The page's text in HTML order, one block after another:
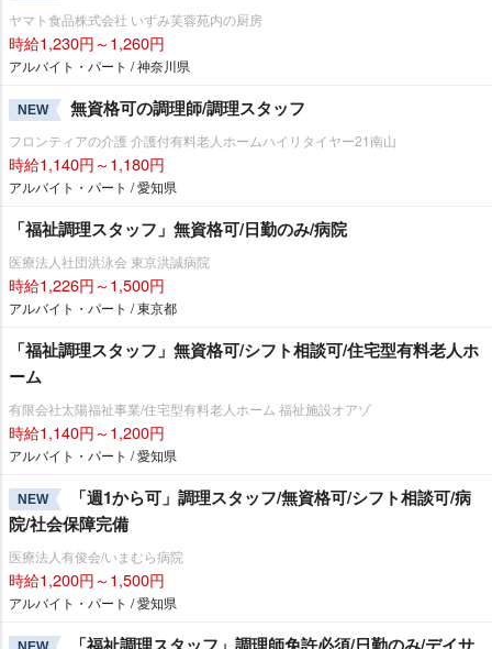
ヤマト食品株式会社 いずみ芙蓉苑内の厨房
時給1,230円～1,260円
アルバイト・パート / 神奈川県
NEW 無資格可の調理師/調理スタッフ
フロンティアの介護 介護付有料老人ホームハイリタイヤー21南山
時給1,140円～1,180円
アルバイト・パート / 愛知県
「福祉調理スタッフ」無資格可/日勤のみ/病院
医療法人社団洪泳会 東京洪誠病院
時給1,226円～1,500円
アルバイト・パート / 東京都
「福祉調理スタッフ」無資格可/シフト相談可/住宅型有料老人ホ
ーム
有限会社太陽福祉事業/住宅型有料老人ホーム 福祉施設オアゾ
時給1,140円～1,200円
アルバイト・パート / 愛知県
NEW
「週1から可」調理スタッフ/無資格可/シフト相談可/病
院/社会保障完備
医療法人有俊会/いまむら病院
時給1,200円～1,500円
アルバイト・パート / 愛知県